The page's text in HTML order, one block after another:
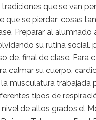
que se van
que se pierdan cosas
Preparar al alumnado
su rutina social,
del final de clase. Para
calmar su cuerpo,
musculatura trabajada
tipos de
de altos grados el